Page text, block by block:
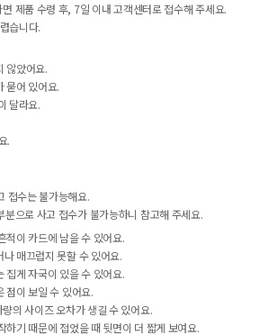
제품 수령 후, 7일 이내 고객센터로 접수해 주세요.
습니다.
않았어요.
묻어 있어요.
달라요.
.
접수는 불가능해요.
분으로 사고 접수가 불가능하니 참고해 주세요.
적이 카드에 남을 수 있어요.
매끄럽지 못할 수 있어요.
집게 자국이 있을 수 있어요.
점이 보일 수 있어요.
의 사이즈 오차가 생길 수 있어요.
하기 때문에 접었을 때 뒷면이 더 짧게 보여요.